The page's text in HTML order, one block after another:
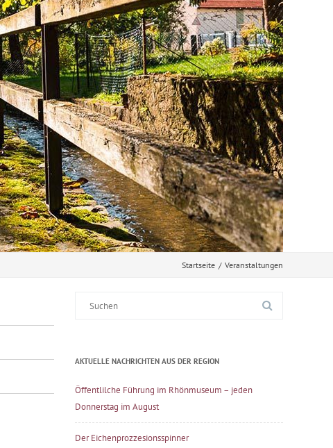
Startseite / Veranstaltungen
AKTUELLE NACHRICHTEN AUS DER REGION
Öffentlilche Führung im Rhönmuseum – jeden
Donnerstag im August
Der Eichenprozzesionsspinner